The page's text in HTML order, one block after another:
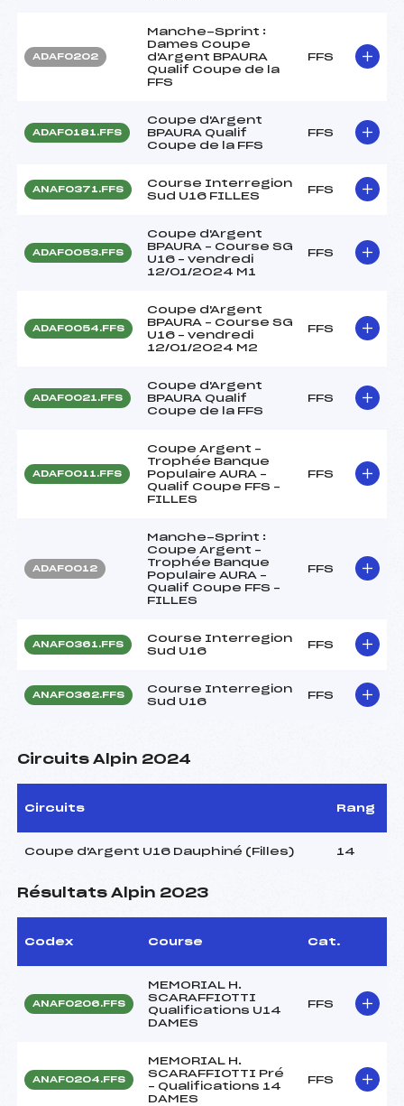
ADAF0202
Manche-Sprint :
Dames Coupe
d'Argent BPAURA
Qualif Coupe de la
FFS
FFS
ADAF0181.FFS
Coupe d'Argent
BPAURA Qualif
Coupe de la FFS
FFS
ANAF0371.FFS
Course Interregion
Sud U16 FILLES
FFS
ADAF0053.FFS
Coupe d'Argent
BPAURA – Course SG
U16 – vendredi
12/01/2024 M1
FFS
ADAF0054.FFS
Coupe d'Argent
BPAURA – Course SG
U16 – vendredi
12/01/2024 M2
FFS
ADAF0021.FFS
Coupe d'Argent
BPAURA Qualif
Coupe de la FFS
FFS
ADAF0011.FFS
Coupe Argent –
Trophée Banque
Populaire AURA –
Qualif Coupe FFS –
FILLES
FFS
ADAF0012
Manche-Sprint :
Coupe Argent –
Trophée Banque
Populaire AURA –
Qualif Coupe FFS –
FILLES
FFS
ANAF0361.FFS
Course Interregion
Sud U16
FFS
ANAF0362.FFS
Course Interregion
Sud U16
FFS
Circuits Alpin 2024
Circuits Rang
Coupe d'Argent U16 Dauphiné (Filles) 14
Résultats Alpin 2023
Codex Course Cat.
ANAF0206.FFS
MEMORIAL H.
SCARAFFIOTTI
Qualifications U14
DAMES
FFS
ANAF0204.FFS
MEMORIAL H.
SCARAFFIOTTI Pré
– Qualifications 14
DAMES
FFS